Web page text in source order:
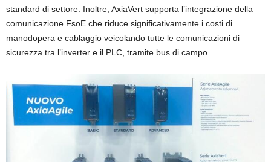
standard di settore. Inoltre, AxiaVert supporta l’integrazione della
comunicazione FsoE che riduce significativamente i costi di
manodopera e cablaggio veicolando tutte le comunicazioni di
sicurezza tra l’inverter e il PLC, tramite bus di campo.